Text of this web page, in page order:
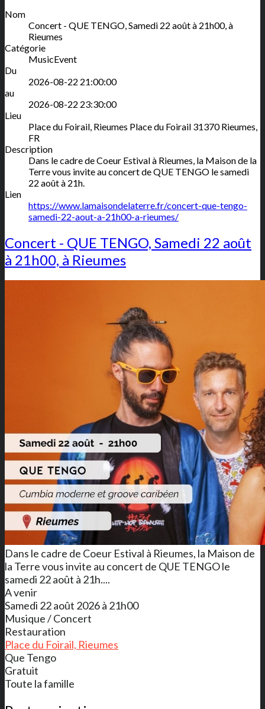
Nom
Concert - QUE TENGO, Samedi 22 août à 21h00, à
Rieumes
Catégorie
MusicEvent
Du
2026-08-22 21:00:00
au
2026-08-22 23:30:00
Lieu
Place du Foirail, Rieumes Place du Foirail 31370 Rieumes,
FR
Description
Dans le cadre de Coeur Estival à Rieumes, la Maison de la
Terre vous invite au concert de QUE TENGO le samedi
22 août à 21h.
Lien
https://www.lamaisondelaterre.fr/concert-que-tengo-
samedi-22-aout-a-21h00-a-rieumes/
Concert - QUE TENGO, Samedi 22 août
à 21h00, à Rieumes
Dans le cadre de Coeur Estival à Rieumes, la Maison de
la Terre vous invite au concert de QUE TENGO le
samedi 22 août à 21h....
A venir
Samedi 22 août 2026 à 21h00
Musique / Concert
Restauration
Place du Foirail, Rieumes
Que Tengo
Gratuit
Toute la famille